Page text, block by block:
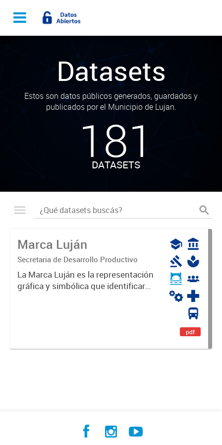
Datasets
Estos son datos públicos generados, guardados y
publicados por el Municipio de Lujan.
181
DATASETS
Marca Luján
Secretaria de Desarrollo Productivo
La Marca Luján es la representación
gráfica y simbólica que identificará
pdf